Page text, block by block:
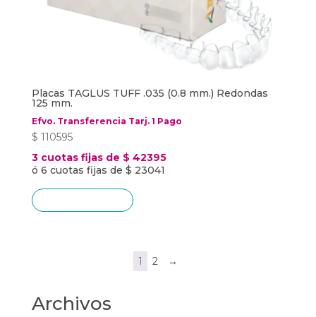
Placas TAGLUS TUFF .035 (0.8 mm.) Redondas
125 mm.
Efvo. Transferencia Tarj. 1 Pago
$ 110595
3 cuotas fijas de $ 42395
ó 6 cuotas fijas de $ 23041
1 2 →
Archivos